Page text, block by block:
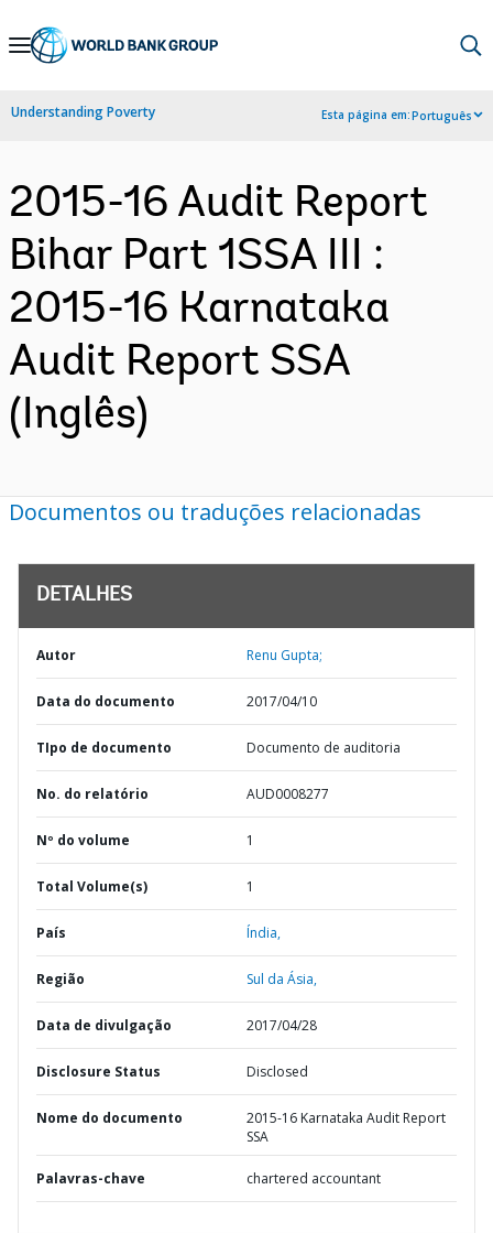
Skip
Navigation
Understanding Poverty Esta página em:Português
2015-16 Audit Report
Bihar Part 1SSA III :
2015-16 Karnataka
Audit Report SSA
(Inglês)
Documentos ou traduções relacionadas
DETALHES
Autor Renu Gupta;
Data do documento 2017/04/10
TIpo de documento Documento de auditoria
No. do relatório AUD0008277
Nº do volume 1
Total Volume(s) 1
País Índia,
Região Sul da Ásia,
Data de divulgação 2017/04/28
Disclosure Status Disclosed
Nome do documento
2015-16 Karnataka Audit Report
SSA
Palavras-chave chartered accountant